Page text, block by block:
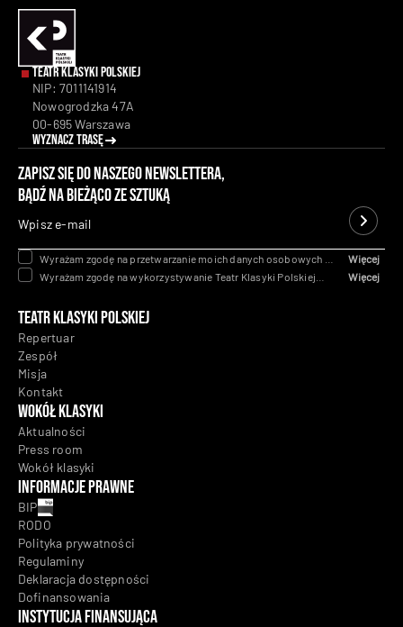
Teatr Klasyki Polskiej
NIP: 7011141914
Nowogrodzka 47A
00-695 Warszawa
Wyznacz trasę
Zapisz się do naszego newslettera,
bądź na bieżąco ze sztuką
Wpisz e-mail
Wyrażam zgodę na przetwarzanie moich danych osobowych na
podstawie art. 6 ust. 1 lit. a Rozporządzenia Parlamentu
zgody jest dobrowolne, ale konieczne, abyśmy mogli
przedstawienia oferty.
Więcej
Wyrażam zgodę na wykorzystywanie Teatr Klasyki Polskiej
marketingowych w rozumieniu przepisów ustawy z dnia 16 lipca
2014 r. Prawo telekomunikacyjne.
Więcej
Teatr Klasyki Polskiej
Repertuar
Zespół
Misja
Kontakt
Wokół klasyki
Aktualności
Press room
Wokół klasyki
Informacje prawne
BIP
RODO
Polityka prywatności
Regulaminy
Deklaracja dostępności
Dofinansowania
Instytucja Finansująca